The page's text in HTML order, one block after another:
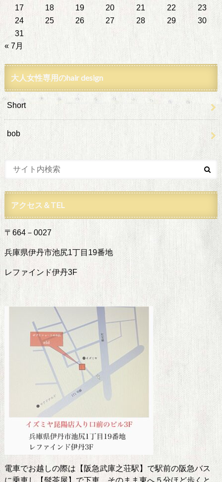
17
18 19 20 21 22
23
24
25 26 27 28 29
30
31
« 7月
大人女性専用のhair design
Short
bob
アクセス＆TEL
〒664－0027
兵庫県伊丹市池尻1丁目19番地
レファインド伊丹3F
電車でお越しの際は【阪急武庫之荘駅】で駅前の阪急バス